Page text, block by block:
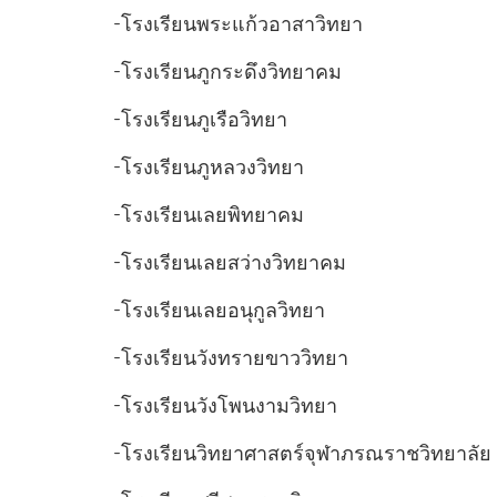
-โรงเรียนพระแก้วอาสาวิทยา
-โรงเรียนภูกระดึงวิทยาคม
-โรงเรียนภูเรือวิทยา
-โรงเรียนภูหลวงวิทยา
-โรงเรียนเลยพิทยาคม
-โรงเรียนเลยสว่างวิทยาคม
-โรงเรียนเลยอนุกูลวิทยา
-โรงเรียนวังทรายขาววิทยา
-โรงเรียนวังโพนงามวิทยา
-โรงเรียนวิทยาศาสตร์จุฬาภรณราชวิทยาลัย